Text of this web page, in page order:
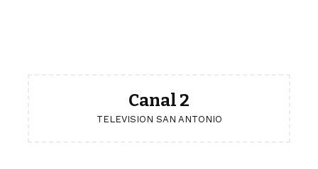
Canal 2
TELEVISION SAN ANTONIO